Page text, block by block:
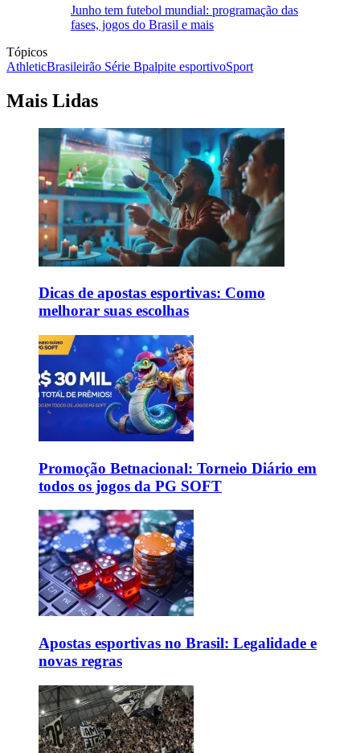
Junho tem futebol mundial: programação das
fases, jogos do Brasil e mais
Tópicos
AthleticBrasileirão Série Bpalpite esportivoSport
Mais Lidas
Dicas de apostas esportivas: Como
melhorar suas escolhas
Promoção Betnacional: Torneio Diário em
todos os jogos da PG SOFT
Apostas esportivas no Brasil: Legalidade e
novas regras